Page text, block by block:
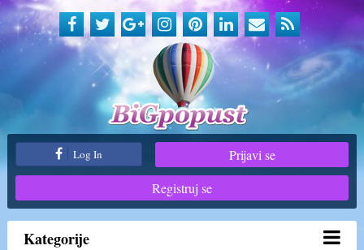
Log In
Prijavi se
Registruj se
Kategorije